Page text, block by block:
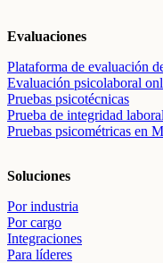
Evaluaciones
Plataforma de evaluación
Evaluación psicolaboral
Pruebas psicotécnicas
Prueba de integridad laboral
Pruebas psicométricas en
Soluciones
Por industria
Por cargo
Integraciones
Para líderes